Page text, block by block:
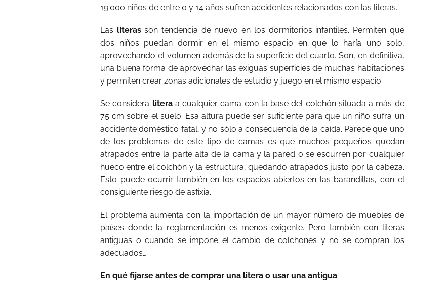
19.000 niños de entre 0 y 14 años sufren accidentes relacionados con las literas.
Las literasson tendencia de nuevo en los dormitorios infantiles. Permiten que
dos niños puedan dormir en el mismo espacio en que lo haría uno solo,
aprovechando el volumen además de la superficie del cuarto. Son, en definitiva,
una buena forma de aprovechar las exiguas superficies de muchas habitaciones
y permiten crear zonas adicionales de estudio y juego en el mismo espacio.
Se considera literaa cualquier cama con la base del colchón situada a más de
75 cm sobre el suelo. Esa altura puede ser suficiente para que un niño sufra un
accidente doméstico fatal, y no sólo a consecuencia de la caída. Parece que uno
de los problemas de este tipo de camas es que muchos pequeños quedan
atrapados entre la parte alta de la cama y la pared o se escurren por cualquier
hueco entre el colchón y la estructura, quedando atrapados justo por la cabeza.
Esto puede ocurrir también en los espacios abiertos en las barandillas, con el
consiguiente riesgo de asfixia.
El problema aumenta con la importación de un mayor número de muebles de
países donde la reglamentación es menos exigente. Pero también con literas
antiguas o cuando se impone el cambio de colchones y no se compran los
adecuados…
En qué fijarse antes de comprar una litera o usar una antigua